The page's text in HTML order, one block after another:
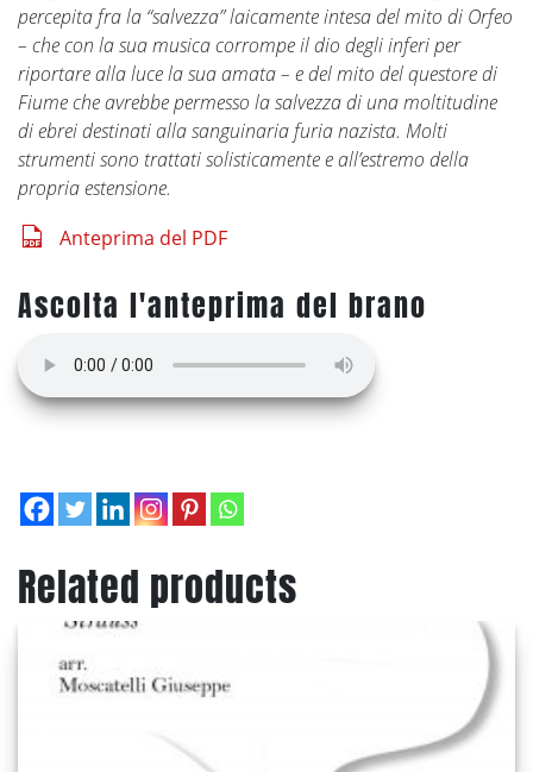
percepita fra la “salvezza” laicamente intesa del mito di Orfeo
– che con la sua musica corrompe il dio degli inferi per
riportare alla luce la sua amata – e del mito del questore di
Fiume che avrebbe permesso la salvezza di una moltitudine
di ebrei destinati alla sanguinaria furia nazista. Molti
strumenti sono trattati solisticamente e all’estremo della
propria estensione.
Anteprima del PDF
Ascolta l'anteprima del brano
Related products